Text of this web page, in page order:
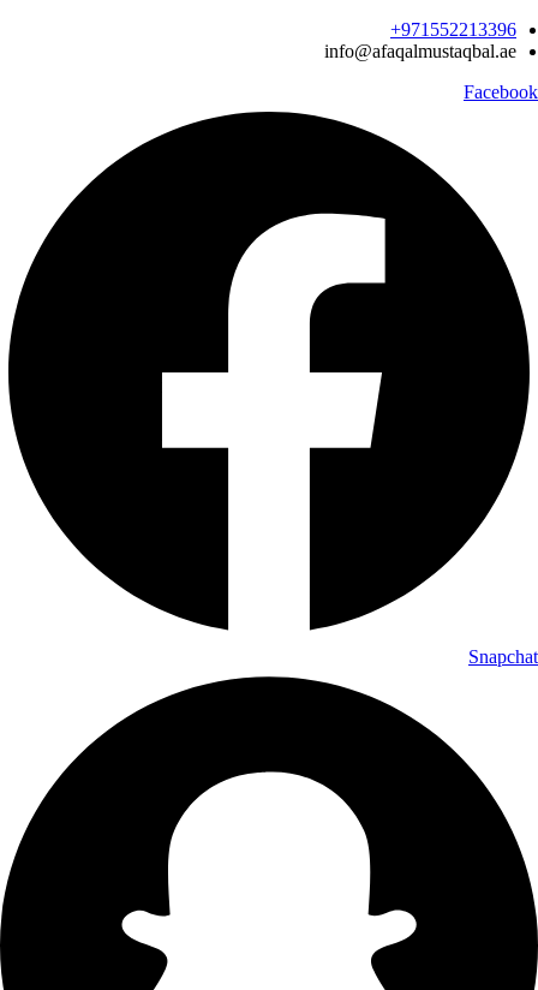
Skip
to
971552213396‬+
info@afaqalmustaqbal.ae
Facebook
Snapchat